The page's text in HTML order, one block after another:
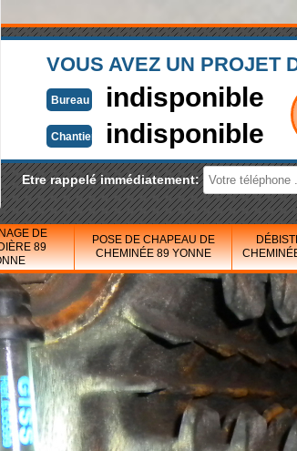
VOUS AVEZ UN PROJET
Bureau indisponible
Chantier indisponible
Etre rappelé immédiatement:
DE
89
POSE DE CHAPEAU DE
CHEMINÉE 89 YONNE